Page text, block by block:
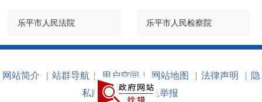
乐平市人民法院 乐平市人民检察院
网站简介 | 站群导航 | 用户空间 | 网站地图 | 法律声明 | 隐
私声明
不良信息举报